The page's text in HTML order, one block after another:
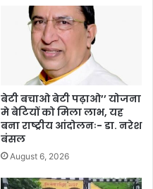
बेटी बचाओ बेटी पढ़ाओ’’ योजना
मे बेटियों को मिला लाभ, यह
बना राष्ट्रीय आंदोलनः- डा. नरेश
बंसल
August 6, 2026